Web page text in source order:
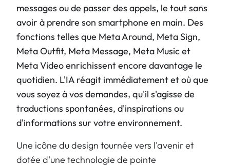
messages ou de passer des appels, le tout sans
avoir à prendre son smartphone en main. Des
fonctions telles que Meta Around, Meta Sign,
Meta Outfit, Meta Message, Meta Music et
Meta Video enrichissent encore davantage le
quotidien. L'IA réagit immédiatement et où que
vous soyez à vos demandes, qu'il s'agisse de
traductions spontanées, d'inspirations ou
d'informations sur votre environnement.
Une icône du design tournée vers l'avenir et
dotée d'une technologie de pointe